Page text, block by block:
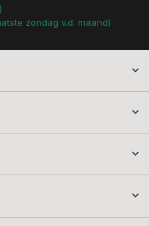
zondag v.d. maand)